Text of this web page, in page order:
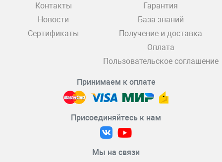
Контакты
Новости
Сертификаты
Гарантия
База знаний
Получение и доставка
Оплата
Пользовательское соглашение
Принимаем к оплате
Присоединяйтесь к нам
Мы на связи